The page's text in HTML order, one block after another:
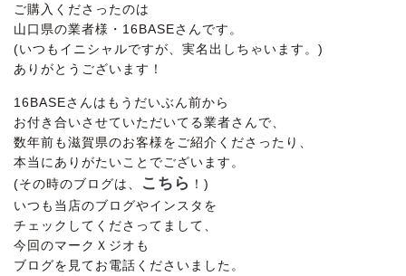
ご購入くださったのは
山口県の業者様・16BASEさんです。
(いつもイニシャルですが、実名出しちゃいます。)
ありがとうございます！
16BASEさんはもうだいぶん前から
お付き合いさせていただいてる業者さんで、
数年前も滋賀県のお客様をご紹介くださったり、
本当にありがたいことでございます。
(その時のブログは、
こちら ！)
いつも当店のブログやインスタを
チェックしてくださってまして、
今回のマークＸジオも
ブログを見てお電話くださいました。